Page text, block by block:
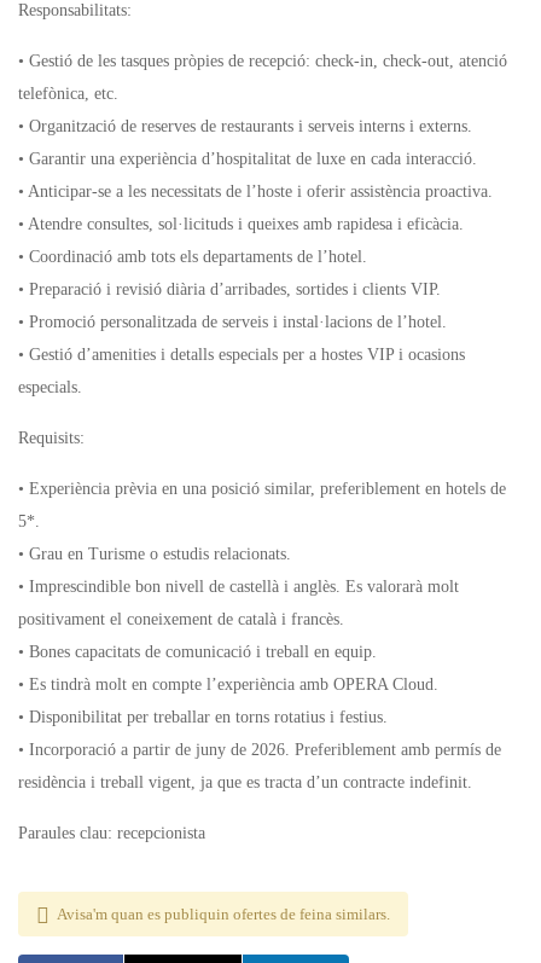
Responsabilitats:
• Gestió de les tasques pròpies de recepció: check-in, check-out, atenció
telefònica, etc.
• Organització de reserves de restaurants i serveis interns i externs.
• Garantir una experiència d’hospitalitat de luxe en cada interacció.
• Anticipar-se a les necessitats de l’hoste i oferir assistència proactiva.
• Atendre consultes, sol·licituds i queixes amb rapidesa i eficàcia.
• Coordinació amb tots els departaments de l’hotel.
• Preparació i revisió diària d’arribades, sortides i clients VIP.
• Promoció personalitzada de serveis i instal·lacions de l’hotel.
• Gestió d’amenities i detalls especials per a hostes VIP i ocasions
especials.
Requisits:
• Experiència prèvia en una posició similar, preferiblement en hotels de
5*.
• Grau en Turisme o estudis relacionats.
• Imprescindible bon nivell de castellà i anglès. Es valorarà molt
positivament el coneixement de català i francès.
• Bones capacitats de comunicació i treball en equip.
• Es tindrà molt en compte l’experiència amb OPERA Cloud.
• Disponibilitat per treballar en torns rotatius i festius.
• Incorporació a partir de juny de 2026. Preferiblement amb permís de
residència i treball vigent, ja que es tracta d’un contracte indefinit.
Paraules clau: recepcionista
Avisa'm quan es publiquin ofertes de feina similars.